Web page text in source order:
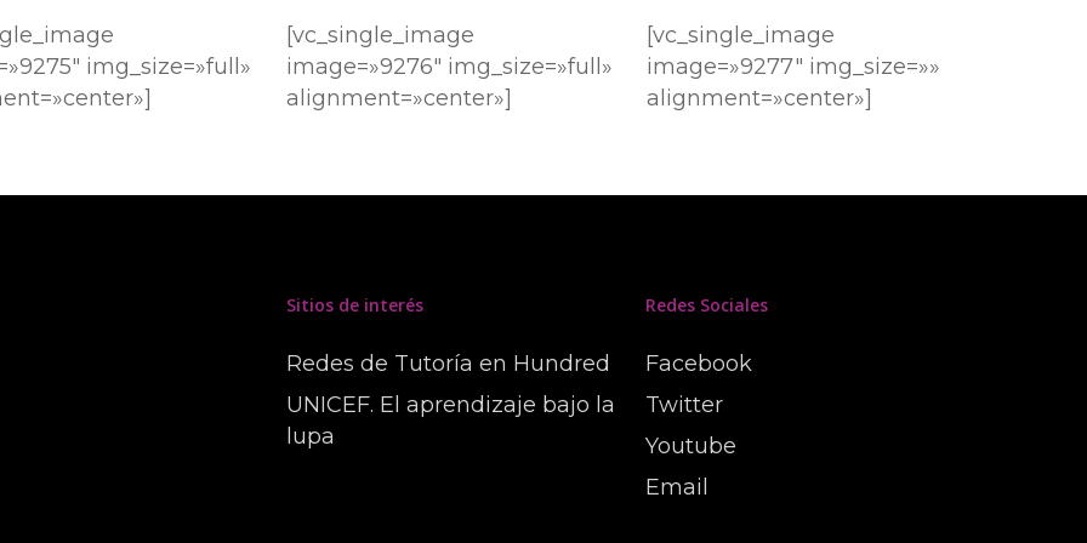
img_size=»full»
[vc_single_image
image=»9276″ img_size=»full»
alignment=»center»]
[vc_single_image
image=»9277″ img_size=»»
alignment=»center»]
Sitios de interés
Redes de Tutoría en Hundred
UNICEF. El aprendizaje bajo la
lupa
Redes Sociales
Facebook
Twitter
Youtube
Email